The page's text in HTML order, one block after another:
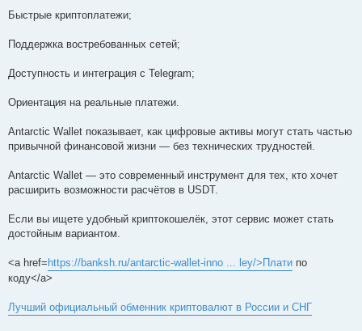
Быстрые криптоплатежи;
Поддержка востребованных сетей;
Доступность и интеграция с Telegram;
Ориентация на реальные платежи.
Antarctic Wallet показывает, как цифровые активы могут стать частью
привычной финансовой жизни — без технических трудностей.
Antarctic Wallet — это современный инструмент для тех, кто хочет
расширить возможности расчётов в USDT.
Если вы ищете удобный криптокошелёк, этот сервис может стать
достойным вариантом.
<a href= https://banksh.ru/antarctic-wallet-inno ... ley/>Плати по
коду</a>
Лучший официальный обменник криптовалют в России и СНГ